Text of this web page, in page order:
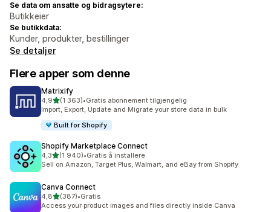
Se data om ansatte og bidragsytere:
Butikkeier
Se butikkdata:
Kunder, produkter, bestillinger
Se detaljer
Flere apper som denne
Matrixify
4,9av 5 stjerner
(1 363)
Totalt 1363 omtaler
•Gratis abonnement tilgjengelig
Import, Export, Update and Migrate your store data in bulk
Built for Shopify
Shopify Marketplace Connect
4,3av 5 stjerner
(1 940)
Totalt 1940 omtaler
•Gratis å installere
Sell on Amazon, Target Plus, Walmart, and eBay from Shopify
Canva Connect
4,8av 5 stjerner
(387)
Totalt 387 omtaler
•Gratis
Access your product images and files directly inside Canva